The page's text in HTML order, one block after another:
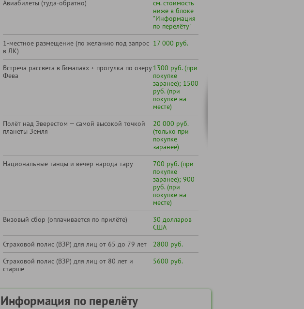
Авиабилеты (туда-обратно)
см. стоимость
ниже в блоке
"Информация
по перелёту"
1-местное размещение (по желанию под запрос
в ЛК)
17 000 руб.
Встреча рассвета в Гималаях + прогулка по озеру
Фева
1300 руб. (при
покупке
заранее); 1500
руб. (при
покупке на
месте)
Полёт над Эверестом — самой высокой точкой
планеты Земля
20 000 руб.
(только при
покупке
заранее)
Национальные танцы и вечер народа тару
700 руб. (при
покупке
заранее); 900
руб. (при
покупке на
месте)
Визовый сбор (оплачивается по прилёте)
30 долларов
США
Страховой полис (ВЗР) для лиц от 65 до 79 лет
2800 руб.
Страховой полис (ВЗР) для лиц от 80 лет и
старше
5600 руб.
Информация по перелёту